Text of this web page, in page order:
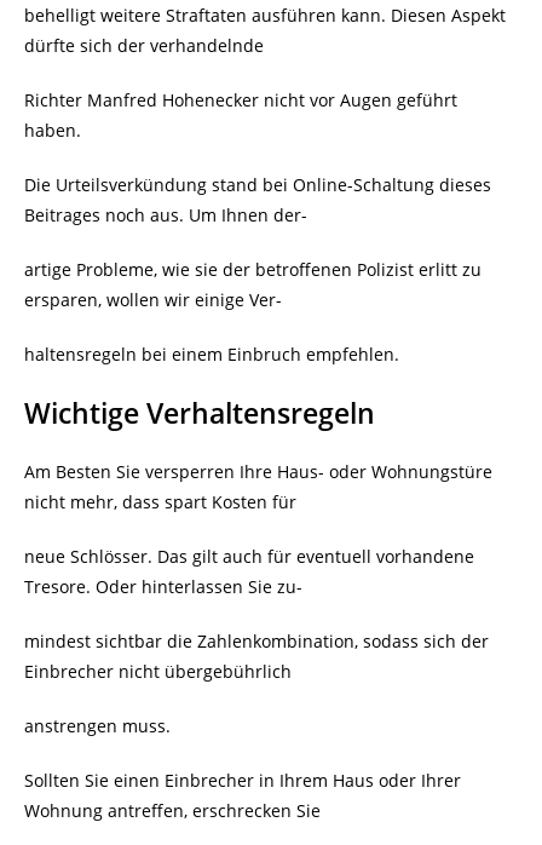
behelligt weitere Straftaten ausführen kann. Diesen Aspekt
dürfte sich der verhandelnde
Richter Manfred Hohenecker nicht vor Augen geführt
haben.
Die Urteilsverkündung stand bei Online-Schaltung dieses
Beitrages noch aus. Um Ihnen der-
artige Probleme, wie sie der betroffenen Polizist erlitt zu
ersparen, wollen wir einige Ver-
haltensregeln bei einem Einbruch empfehlen.
Wichtige Verhaltensregeln
Am Besten Sie versperren Ihre Haus- oder Wohnungstüre
nicht mehr, dass spart Kosten für
neue Schlösser. Das gilt auch für eventuell vorhandene
Tresore. Oder hinterlassen Sie zu-
mindest sichtbar die Zahlenkombination, sodass sich der
Einbrecher nicht übergebührlich
anstrengen muss.
Sollten Sie einen Einbrecher in Ihrem Haus oder Ihrer
Wohnung antreffen, erschrecken Sie